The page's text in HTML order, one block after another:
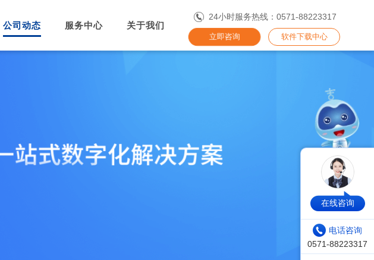
公司动态 服务中心 关于我们
24小时服务热线：0571-88223317
立即咨询 软件下载中心
在线咨询
电话咨询